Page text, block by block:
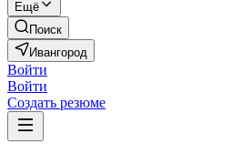
Ещё
Поиск
Ивангород
Войти
Войти
Создать резюме